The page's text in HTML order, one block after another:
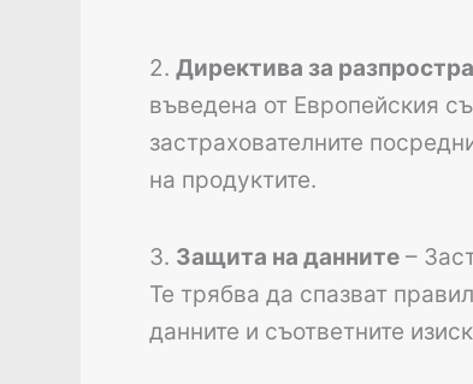
2. Директива за
въведена от Европейския
застрахователните
на продуктите.
3. Защита на данните –
Те трябва да спазват
данните и съответните